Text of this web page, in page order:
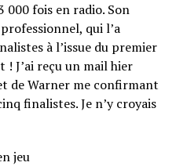
000 fois en radio. Son
qui l’a
à l’issue du premier
J’ai reçu un mail hier
de Warner me confirmant
finalistes. Je n’y croyais
jeu